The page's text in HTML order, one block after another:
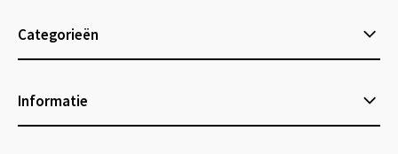
Categorieën
Informatie